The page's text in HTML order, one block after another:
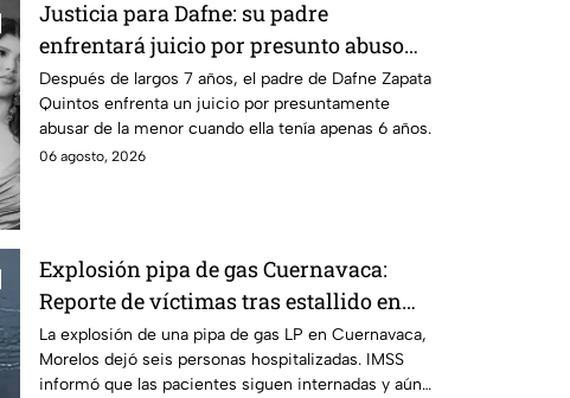
Justicia para Dafne: su padre
enfrentará juicio por presunto abuso
cometido en 2019 en Tamaulipas
Después de largos 7 años, el padre de Dafne Zapata
Quintos enfrenta un juicio por presuntamente
abusar de la menor cuando ella tenía apenas 6 años.
06 agosto, 2026
Explosión pipa de gas Cuernavaca:
Reporte de víctimas tras estallido en
Morelos
La explosión de una pipa de gas LP en Cuernavaca,
Morelos dejó seis personas hospitalizadas. IMSS
informó que las pacientes siguen internadas y aún